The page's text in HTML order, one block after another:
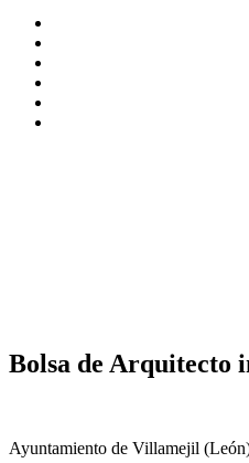
Bolsa de Arquitecto
Ayuntamiento de Villamejil